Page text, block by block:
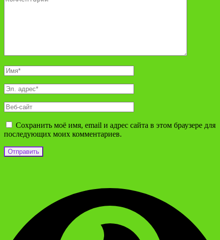
Сохранить моё имя, email и адрес сайта в этом браузере для
последующих моих комментариев.